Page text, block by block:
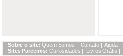
Sobre o site: Quem Somos | Contato | Ajuda
Sites Parceiros: Curiosidades | Livros Grátis |